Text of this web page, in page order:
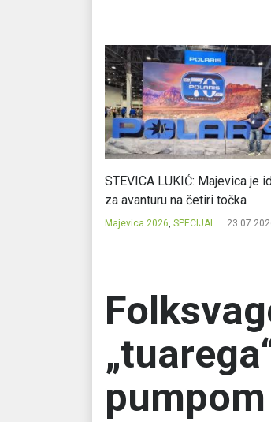
STEVICA LUKIĆ: Majevica je
za avanturu na četiri točka
Majevica 2026, SPECIJAL
pumpom